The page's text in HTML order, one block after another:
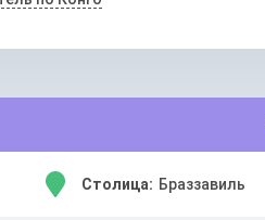
Столица: Браззавиль